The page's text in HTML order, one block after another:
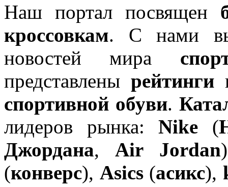
Наш портал посвящен
кроссовкам. С нами вы
новостей мира
представленырейтинги
спортивной обуви.
лидеров рынка:Nike (
Джордана,Air Jordan
(конверс), Asics(асикс),